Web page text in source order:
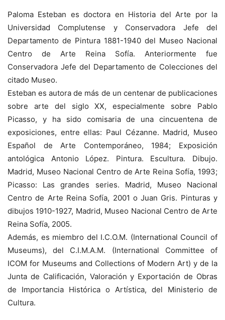
Paloma Esteban es doctora en Historia del Arte por la
Universidad Complutense y Conservadora Jefe del
Departamento de Pintura 1881-1940 del Museo Nacional
Centro de Arte Reina Sofía. Anteriormente fue
Conservadora Jefe del Departamento de Colecciones del
citado Museo.
Esteban es autora de más de un centenar de publicaciones
sobre arte del siglo XX, especialmente sobre Pablo
Picasso, y ha sido comisaria de una cincuentena de
exposiciones, entre ellas: Paul Cézanne. Madrid, Museo
Español de Arte Contemporáneo, 1984; Exposición
antológica Antonio López. Pintura. Escultura. Dibujo.
Madrid, Museo Nacional Centro de Arte Reina Sofía, 1993;
Picasso: Las grandes series. Madrid, Museo Nacional
Centro de Arte Reina Sofía, 2001 o Juan Gris. Pinturas y
dibujos 1910-1927, Madrid, Museo Nacional Centro de Arte
Reina Sofía, 2005.
Además, es miembro del I.C.O.M. (International Council of
Museums), del C.I.M.A.M. (International Committee of
ICOM for Museums and Collections of Modern Art) y de la
Junta de Calificación, Valoración y Exportación de Obras
de Importancia Histórica o Artística, del Ministerio de
Cultura.